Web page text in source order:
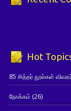
Hot
85 சித்தர் நூல்கள்
நோக்கம் (26)